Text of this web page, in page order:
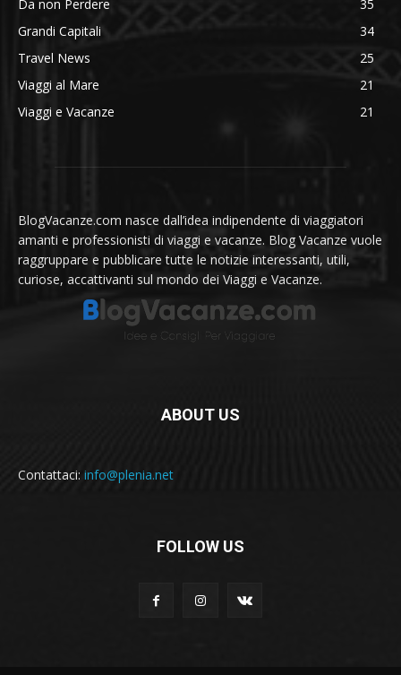
Da non Perdere
35
Grandi Capitali
34
Travel News
25
Viaggi al Mare
21
Viaggi e Vacanze
21
BlogVacanze.com nasce dall’idea indipendente di viaggiatori
amanti e professionisti di viaggi e vacanze. Blog Vacanze vuole
raggruppare e pubblicare tutte le notizie interessanti, utili,
curiose, accattivanti sul mondo dei Viaggi e Vacanze.
ABOUT US
Contattaci: info@plenia.net
FOLLOW US